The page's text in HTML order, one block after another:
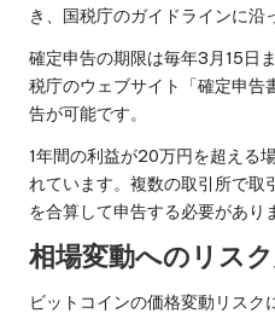
き、国税庁のガイドラインに沿
確定申告の期限は毎年3月15日
税庁のウェブサイト「確定申告
告が可能です。
1年間の利益が20万円を超える
れています。複数の取引所で取
を合算して申告する必要があり
相場変動へのリス
ビットコインの価格変動リスク